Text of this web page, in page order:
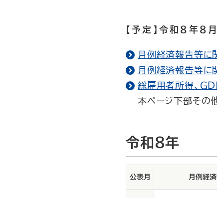
【予定】令和８年
月例経済報告等に
月例経済報告等に
総雇用者所得、Ｇ
本ページ下部その
令和8年
公表月 月例経